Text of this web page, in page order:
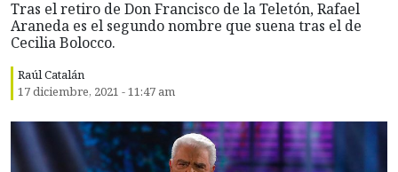
Tras el retiro de Don Francisco de la Teletón, Rafael
Araneda es el segundo nombre que suena tras el de
Cecilia Bolocco.
Raúl Catalán
17 diciembre, 2021 - 11:47 am